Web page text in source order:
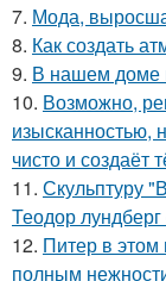
7. Мода,
8. Как создать
9. В нашем доме
10. Возможно,
изысканностью,
чисто и
11. Скульптуру
Теодор
12. Питер в этом
полным